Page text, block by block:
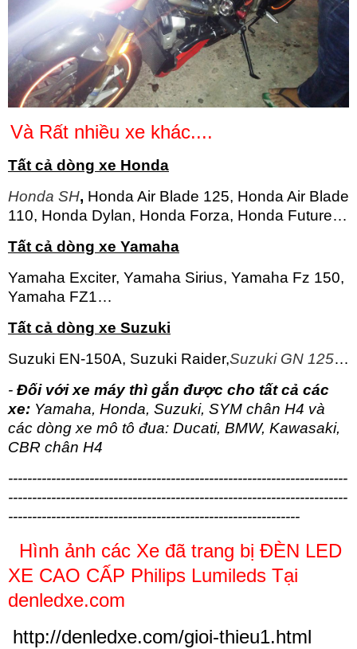
Và Rất nhiều xe khác....
Tất cả dòng xe Honda
Honda SH, Honda Air Blade 125, Honda Air Blade
110, Honda Dylan, Honda Forza, Honda Future…
Tất cả dòng xe Yamaha
Yamaha Exciter, Yamaha Sirius, Yamaha Fz 150,
Yamaha FZ1…
Tất cả dòng xe Suzuki
Suzuki EN-150A, Suzuki Raider,Suzuki GN 125​…
- Đối với xe máy thì gắn được cho tất cả các
xe: Yamaha, Honda, Suzuki, SYM chân H4 và
các dòng xe mô tô đua: Ducati, BMW, Kawasaki,
CBR chân H4
-----------------------------------------------------------------------
-----------------------------------------------------------------------
-------------------------------------------------------------
Hình ảnh các Xe đã trang bị ĐÈN LED
XE CAO CẤP Philips Lumileds Tại
denledxe.com
http://denledxe.com/gioi-thieu1.html